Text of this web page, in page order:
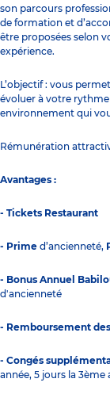
son parcours
de formation et
être proposées selon
expérience.
L’objectif : vous
évoluer à votre
environnement qui
Rémunération
Avantages :
- Tickets Restaurant
- Prime d’ancienneté,
- Bonus Annuel
d'ancienneté
- Remboursement
- Congés
année, 5 jours la 3ème